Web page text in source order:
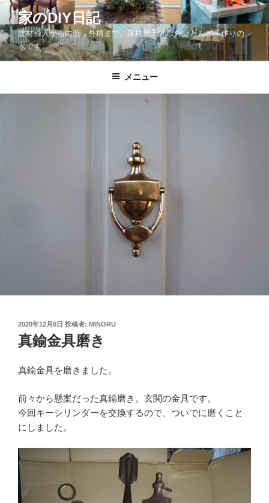
コ
テ
ン
ツ
ス
家のDIY日記
建材輸入から内装、外構まで。床柱壁天井以外ほとんど手作りの
家です。
メニュー
投
稿
日:
2020年12月6日 投稿者: MINORU
真鍮金具磨き
真鍮金具を磨きました。
前々から懸案だった真鍮磨き。玄関の金具です。
今回キーシリンダーを交換するので、ついでに磨くこと
にしました。